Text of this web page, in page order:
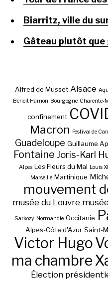
Biarritz, ville du
Gâteau plutôt
Alfred de Musset Alsace
Benoît Hamon Bourgogne Charente-
confinement
Macron
Festival de
Guadeloupe Guillaume
Fontaine Joris-Karl
Alpes Les Fleurs du Mal Louis
Marseille Martinique
mouvement
musée du Louvre
Sarkozy Normandie Occitanie
Alpes-Côte d'Azur Saint-
Victor Hugo
ma chambre
Élection